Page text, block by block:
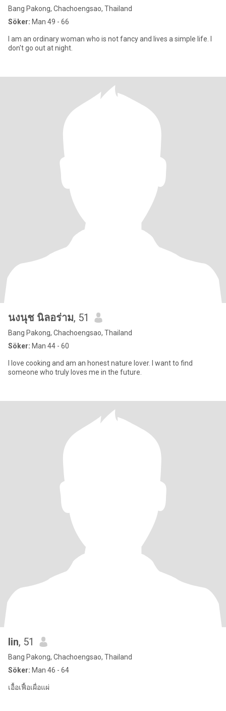
Bang Pakong, Chachoengsao, Thailand
Söker: Man 49 - 66
I am an ordinary woman who is not fancy and lives a simple life. I
don't go out at night.
นงนุช นิลอร่าม, 51
Bang Pakong, Chachoengsao, Thailand
Söker: Man 44 - 60
I love cooking and am an honest nature lover. I want to find
someone who truly loves me in the future.
lin, 51
Bang Pakong, Chachoengsao, Thailand
Söker: Man 46 - 64
เอื้อเฟื้อเผื่อแผ่